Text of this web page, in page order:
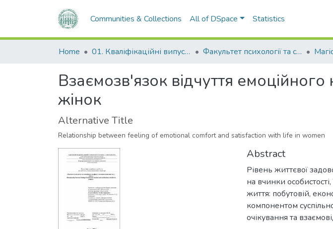
Communities & Collections All of DSpace Statistics
Home 01. Кваліфікаційні випускні роботи здобувачів вищої освіти Факультет психології та соціальної роботи
Взаємозв'язок відчуття
жінок
Alternative Title
Relationship between feeling of emotional comfort and satisfaction with life in women
Abstract
Рівень життєвої
на вчинки
життя: побутовій,
компонентом
очікування та